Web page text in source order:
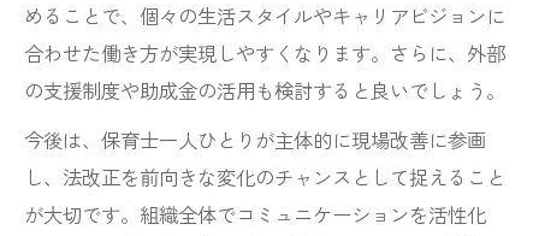
めることで、個々の生活スタイルやキャリアビジョンに
合わせた働き方が実現しやすくなります。さらに、外部
の支援制度や助成金の活用も検討すると良いでしょう。
今後は、保育士一人ひとりが主体的に現場改善に参画
し、法改正を前向きな変化のチャンスとして捉えること
が大切です。組織全体でコミュニケーションを活性化